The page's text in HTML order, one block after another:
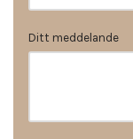
Ditt meddelande